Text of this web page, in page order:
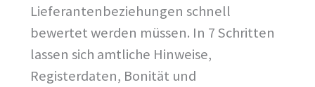
Lieferantenbeziehungen schnell
bewertet werden müssen. In 7 Schritten
lassen sich amtliche Hinweise,
Registerdaten, Bonität und